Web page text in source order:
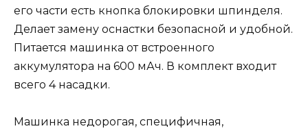
его части есть кнопка блокировки шпинделя.
Делает замену оснастки безопасной и удобной.
Питается машинка от встроенного
аккумулятора на 600 мАч. В комплект входит
всего 4 насадки.
Машинка недорогая, специфичная,